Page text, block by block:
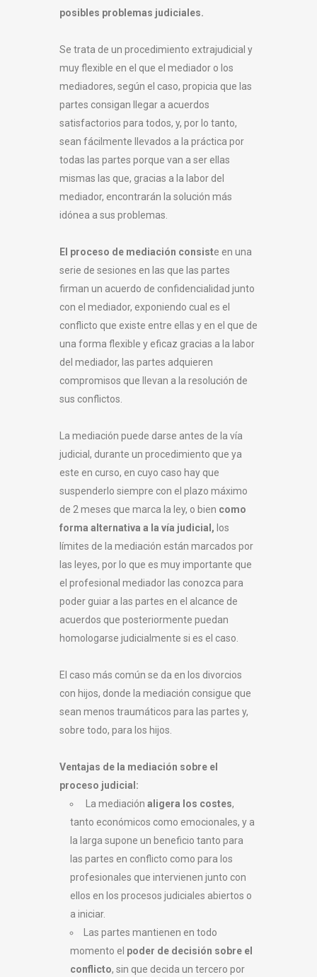
posibles problemas judiciales.
Se trata de un procedimiento extrajudicial y
muy flexible en el que el mediador o los
mediadores, según el caso, propicia que las
partes consigan llegar a acuerdos
satisfactorios para todos, y, por lo tanto,
sean fácilmente llevados a la práctica por
todas las partes porque van a ser ellas
mismas las que, gracias a la labor del
mediador, encontrarán la solución más
idónea a sus problemas.
El proceso de mediación consiste en una
serie de sesiones en las que las partes
firman un acuerdo de confidencialidad junto
con el mediador, exponiendo cual es el
conflicto que existe entre ellas y en el que de
una forma flexible y eficaz gracias a la labor
del mediador, las partes adquieren
compromisos que llevan a la resolución de
sus conflictos.
La mediación puede darse antes de la vía
judicial, durante un procedimiento que ya
este en curso, en cuyo caso hay que
suspenderlo siempre con el plazo máximo
de 2 meses que marca la ley, o bien como
forma alternativa a la vía judicial, los
límites de la mediación están marcados por
las leyes, por lo que es muy importante que
el profesional mediador las conozca para
poder guiar a las partes en el alcance de
acuerdos que posteriormente puedan
homologarse judicialmente si es el caso.
El caso más común se da en los divorcios
con hijos, donde la mediación consigue que
sean menos traumáticos para las partes y,
sobre todo, para los hijos.
Ventajas de la mediación sobre el
proceso judicial:
La mediación aligera los costes,
tanto económicos como emocionales, y a
la larga supone un beneficio tanto para
las partes en conflicto como para los
profesionales que intervienen junto con
ellos en los procesos judiciales abiertos o
a iniciar.
Las partes mantienen en todo
momento el poder de decisión sobre el
conflicto, sin que decida un tercero por